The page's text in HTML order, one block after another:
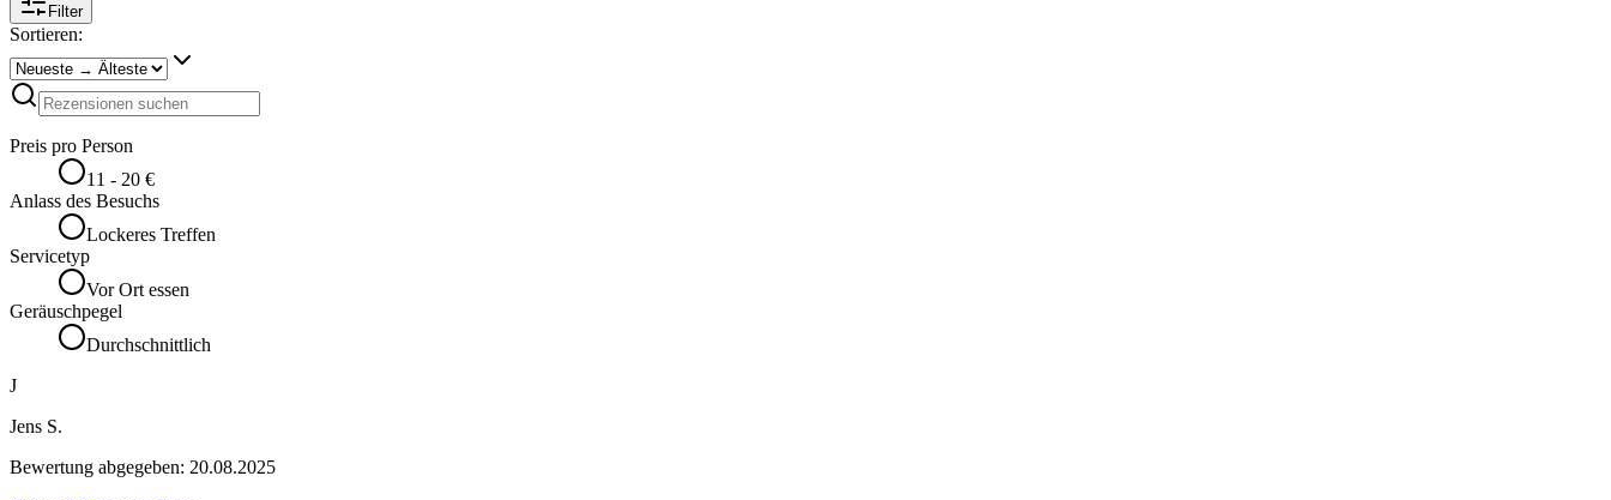
Filter
Sortieren:
Preis pro Person
11 - 20 €
Anlass des Besuchs
Lockeres Treffen
Servicetyp
Vor Ort essen
Geräuschpegel
Durchschnittlich
J
Jens S.
Bewertung abgegeben: 20.08.2025